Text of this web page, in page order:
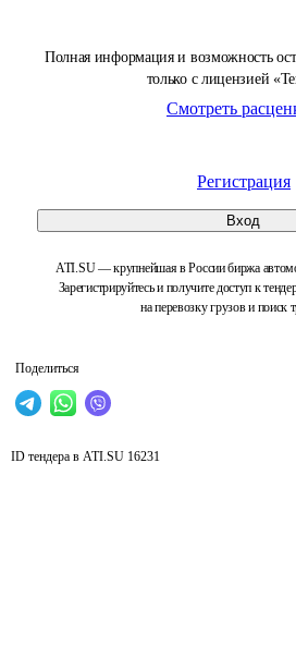
Полная информация и возможность
только с лицензией
Смотреть
Регистрация
Вход
ATI.SU — крупнейшая в России биржа
Зарегистрируйтесь и получите доступ к
на перевозку грузов и поиск
Поделиться
ID тендера в ATI.SU 16231